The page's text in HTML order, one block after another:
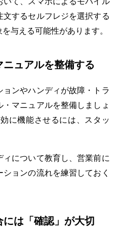
するセルフレジを選択する
与える可能性があります。
ュアルを整備する
ンやハンディが故障・トラ
マニュアルを整備しましょ
に機能させるには、スタッ
について教育し、営業前に
ョンの流れを練習しておく
は「確認」が大切